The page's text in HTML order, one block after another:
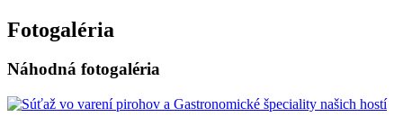
Fotogaléria
Náhodná fotogaléria